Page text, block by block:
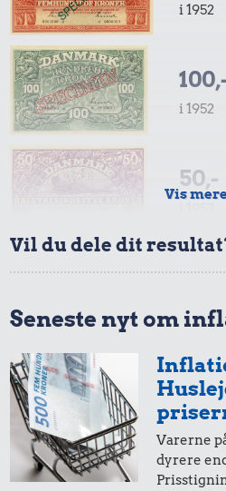
i 1952
i 1952
50,-
10,-
i 1952
5,-
i 1952
10
Vis
Vil du dele dit
Seneste nyt om
Varerne
dyrere